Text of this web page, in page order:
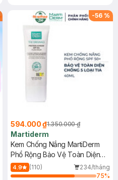
-56 %
594.000 ₫1.350.000 ₫
Martiderm
Kem Chống Nắng MartiDerm
Phổ Rộng Bảo Vệ Toàn Diện
40ml
4.9 (110)
234/tháng
75%